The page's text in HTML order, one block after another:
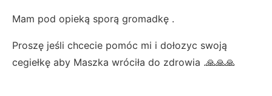
Mam pod opieką sporą gromadkę .
Proszę jeśli chcecie pomóc mi i dołozyc swoją
cegiełkę aby Maszka wróciła do zdrowia .🙏🙏🙏